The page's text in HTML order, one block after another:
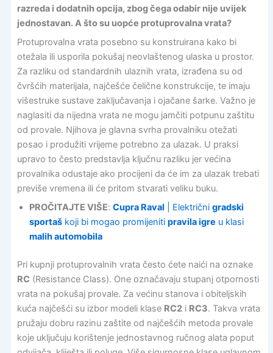
razreda i dodatnih opcija, zbog čega odabir nije uvijek
jednostavan. A što su uopće protuprovalna vrata?
Protuprovalna vrata posebno su konstruirana kako bi
otežala ili usporila pokušaj neovlaštenog ulaska u prostor.
Za razliku od standardnih ulaznih vrata, izrađena su od
čvršćih materijala, najčešće čelične konstrukcije, te imaju
višestruke sustave zaključavanja i ojačane šarke. Važno je
naglasiti da nijedna vrata ne mogu jamčiti potpunu zaštitu
od provale. Njihova je glavna svrha provalniku otežati
posao i produžiti vrijeme potrebno za ulazak. U praksi
upravo to često predstavlja ključnu razliku jer većina
provalnika odustaje ako procijeni da će im za ulazak trebati
previše vremena ili će pritom stvarati veliku buku.
PROČITAJTE VIŠE: Cupra Raval | Električni gradski
sportaškoji bi mogao promijeniti pravila igre u klasi
malih automobila
Pri kupnji protuprovalnih vrata često ćete naići na oznake
RC (Resistance Class). One označavaju stupanj otpornosti
vrata na pokušaj provale. Za većinu stanova i obiteljskih
kuća najčešći su izbor modeli klase RC2i RC3. Takva vrata
pružaju dobru razinu zaštite od najčešćih metoda provale
koje uključuju korištenje jednostavnog ručnog alata poput